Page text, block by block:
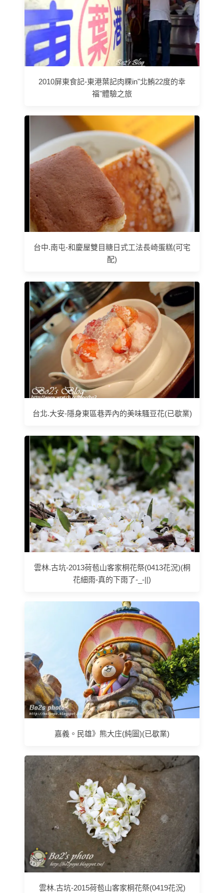
2010屏東食記-東港葉記肉粿in"北鮪22度的幸
福"體驗之旅
台中.南屯-和慶屋雙目糖日式工法長崎蛋糕(可宅
配)
台北.大安-隱身東區巷弄內的美味騷豆花(已歇業)
雲林.古坑-2013荷苞山客家桐花祭(0413花況)(桐
花細雨-真的下雨了-_-||)
嘉義。民雄》熊大庄(純圖)(已歇業)
雲林.古坑-2015荷苞山客家桐花祭(0419花況)